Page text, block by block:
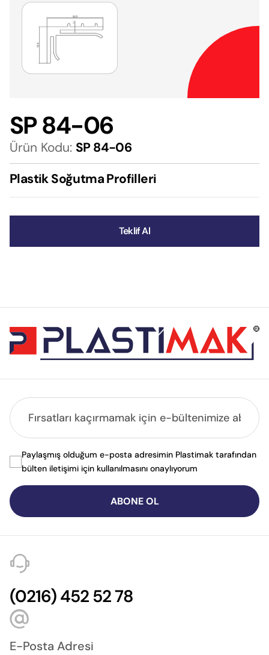
SP 84-06
Ürün Kodu: SP 84-06
Plastik Soğutma Profilleri
Teklif Al
ABONE OL
Paylaşmış olduğum e-posta adresimin Plastimak tarafından
bülten iletişimi için kullanılmasını onaylıyorum
(0216) 452 52 78
E-Posta Adresi